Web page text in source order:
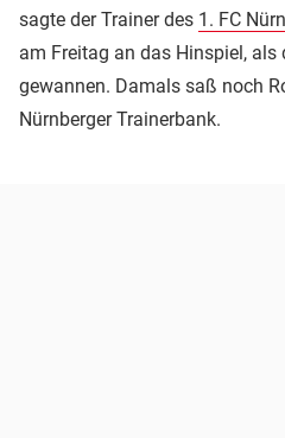
sagte der Trainer des 1. FC
am Freitag an das Hinspiel, als
gewannen. Damals saß noch
Nürnberger Trainerbank.